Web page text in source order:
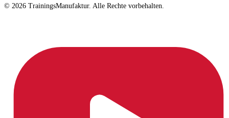
© 2026 TrainingsManufaktur. Alle Rechte vorbehalten.